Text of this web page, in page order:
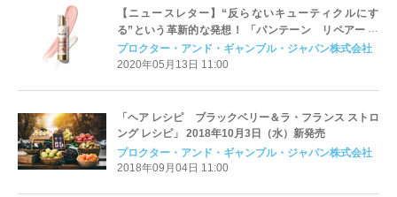
【ニュースレター】“反らないキューティクルにす
る”という革新的な発想！ 「パンテーン リペアー ゴ
ールデン カプセル ミルク」の特長を大解剖！
プロクター・アンド・ギャンブル・ジャパン株式会社
2020年05月13日 11:00
「ヘア レシピ ブラックベリー＆ラ・フランス ストロ
ング レシピ」 2018年10月3日（水）新発売
プロクター・アンド・ギャンブル・ジャパン株式会社
2018年09月04日 11:00